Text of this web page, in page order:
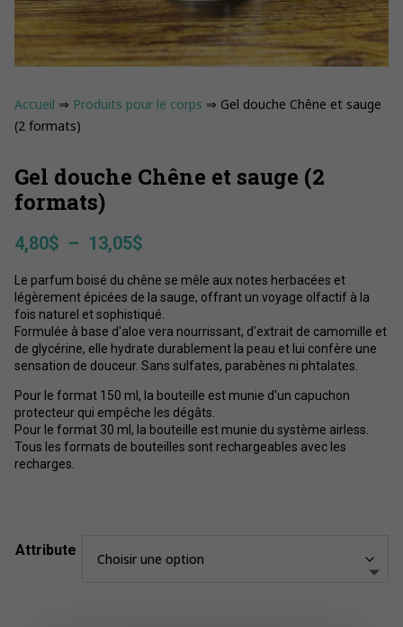
Accueil ⇒ Produits pour le corps ⇒ Gel douche Chêne et sauge
(2 formats)
Gel douche Chêne et sauge (2
formats)
4,80$ – 13,05$Plage
prix :
4,80$
à
13,05$
Le parfum boisé du chêne se mêle aux notes herbacées et
légèrement épicées de la sauge, offrant un voyage olfactif à la
fois naturel et sophistiqué.
Formulée à base d'aloe vera nourrissant, d'extrait de camomille et
de glycérine, elle hydrate durablement la peau et lui confère une
sensation de douceur. Sans sulfates, parabènes ni phtalates.
Pour le format 150 ml, la bouteille est munie d'un capuchon
protecteur qui empêche les dégâts.
Pour le format 30 ml, la bouteille est munie du système airless.
Tous les formats de bouteilles sont rechargeables avec les
recharges.
Attribute